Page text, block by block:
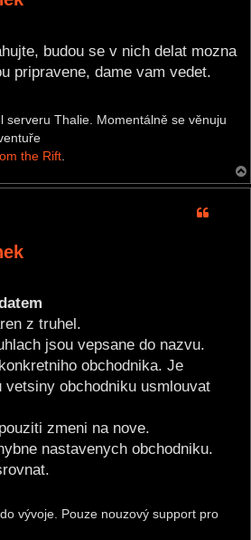
budou se v nich delat mozna
pripravene, dame vam vedet.
serveru Thalie. Momentálně se věnuju
the Rift
z truhel.
jsou vepsane do nazvu.
obchodnika. Je
obchodniku usmlouvat
zmeni na nove.
nastavenych obchodniku.
vývoje. Pouze nouzový support pro